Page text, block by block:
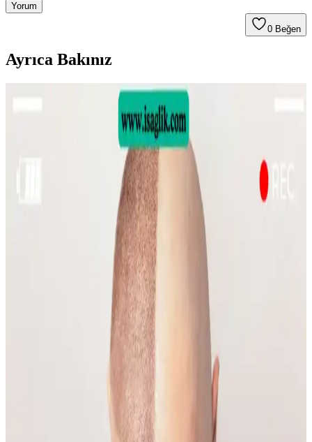
Yorum
0 Beğen
Ayrıca Bakınız
Sülfür Sabunu ile Sırt Aknesi Tedavisi: Etkiler,
Kullanım ve Öneriler
Sülfür sabunu, özellikle mantar kaynaklı sırt aknesinde etkili bir
tedavi seçeneği olarak öne çıkıyor. Kullanım sıklığı ve nemlendirme
önerileri ile cilt sağlığı korunmalı.
Emface Cilt Tedavisi: Yüz Hatları, Yaşlanma ve Cilt
Sağlığı Üzerine Analiz
Emface tedavisi yüz hatlarını belirginleştirirken, bazı kullanıcılar
ciltte hızlı yaşlanma belirtileri gözlemlemektedir. Tedavi etkileri,
yaşlanma ve yaşam tarzı faktörleriyle şekillenmektedir.
Gelin Makyajında Doğallık ve Kalıcılık İçin Temel
İpuçları ve Teknikler
Gelin makyajında doğal görünüm ile profesyonel fotoğraflarda
belirginlik dengelenmeli. Kaş, göz, allık, highlighter ve dudak
uygulamalarında doğru renk ve teknikler kullanılmalı, makyaj
Yüzde Belirli Bölgedeki Sivilce ve
Hiperpigmentasyonun Nedenleri ve Etkili Çözümleri